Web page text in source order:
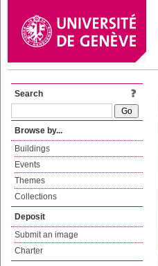
Search
Browse by...
Buildings
Events
Themes
Collections
Deposit
Submit an image
Charter